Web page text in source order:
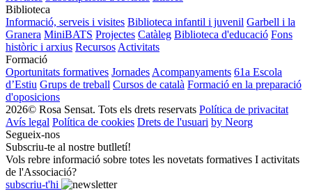
Biblioteca
Informació, serveis i visites Biblioteca infantil i juvenil Garbell i la
Granera MiniBATS Projectes Catàleg Biblioteca d'educació Fons
històric i arxius Recursos Activitats
Formació
Oportunitats formatives Jornades Acompanyaments 61a Escola
d’Estiu Grups de treball Cursos de català Formació en la preparació
d'oposicions
2026© Rosa Sensat. Tots els drets reservats Política de privacitat
Avís legal Política de cookies Drets de l'usuari by Neorg
Segueix-nos
Subscriu-te al nostre butlletí!
Vols rebre informació sobre totes les novetats formatives I activitats
de l'Associació?
subscriu-t'hi